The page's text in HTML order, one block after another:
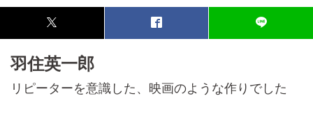
羽住英一郎
リピーターを意識した、映画のような作りでした